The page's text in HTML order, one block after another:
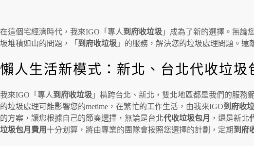
在這個宅經濟時代，我來IGO「專人到府收垃圾 」成為了新的選擇。無論
圾堆積如山的問題，「 到府收垃圾 」的服務，解決您的垃圾處理問題。遠
懶人生活新模式：新北、台北代收垃圾
我來IGO「專人到府收垃圾 」橫跨台北、新北，雙北地區都是我們的服務
的垃圾處理可能影響您的metime，在繁忙的工作生活，由我來IGO到府收
的方案，讓您根據自己的節奏選擇，無論是台北代收垃圾包月 ，還是新北
垃圾包月費用 十分划算，將由專業的團隊會按照您選擇的計劃，定期到府